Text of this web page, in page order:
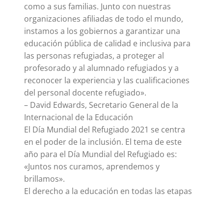
como a sus familias. Junto con nuestras
organizaciones afiliadas de todo el mundo,
instamos a los gobiernos a garantizar una
educación pública de calidad e inclusiva para
las personas refugiadas, a proteger al
profesorado y al alumnado refugiados y a
reconocer la experiencia y las cualificaciones
del personal docente refugiado».
– David Edwards, Secretario General de la
Internacional de la Educación
El Día Mundial del Refugiado 2021 se centra
en el poder de la inclusión. El tema de este
año para el Día Mundial del Refugiado es:
«Juntos nos curamos, aprendemos y
brillamos».
El derecho a la educación en todas las etapas